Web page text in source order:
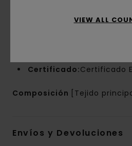
Etiqueta rectangular en
Certificado:Certificado
Composición [Tejido
Envíos y Devoluciones
VIEW ALL